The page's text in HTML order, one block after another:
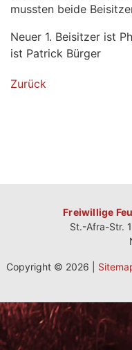
mussten beide
Neuer 1. Beisitzer ist
ist Patrick Bürger
Zurück
Freiwillige
St.-Afra-Str.
Copyright © 2026 |